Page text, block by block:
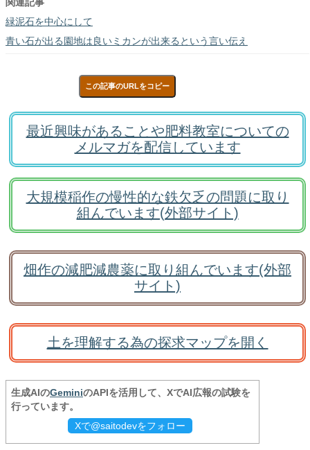
緑泥石を中心にして
青い石が出る園地は良いミカンが出来るという言い伝え
この記事のURLをコピー
最近興味があることや肥料教室についての
メルマガを配信しています
大規模稲作の慢性的な鉄欠乏の問題に取り
組んでいます(外部サイト)
畑作の減肥減農薬に取り組んでいます(外部
サイト)
土を理解する為の探求マップを開く
生成AIのGeminiのAPIを活用して、XでAI広報の試験を
行っています。
Xで@saitodevをフォロー